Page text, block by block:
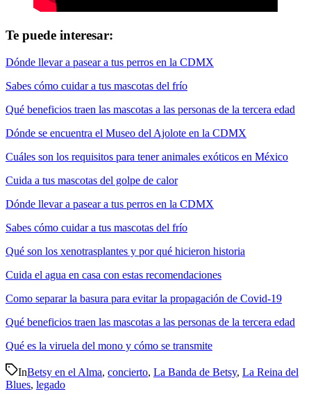
Te puede interesar:
Dónde llevar a pasear a tus perros en la CDMX
Sabes cómo cuidar a tus mascotas del frío
Qué beneficios traen las mascotas a las personas de la tercera edad
Dónde se encuentra el Museo del Ajolote en la CDMX
Cuáles son los requisitos para tener animales exóticos en México
Cuida a tus mascotas del golpe de calor
Dónde llevar a pasear a tus perros en la CDMX
Sabes cómo cuidar a tus mascotas del frío
Qué son los xenotrasplantes y por qué hicieron historia
Cuida el agua en casa con estas recomendaciones
Como separar la basura para evitar la propagación de Covid-19
Qué beneficios traen las mascotas a las personas de la tercera edad
Qué es la viruela del mono y cómo se transmite
InBetsy en el Alma, concierto, La Banda de Betsy, La Reina del
Blues, legado